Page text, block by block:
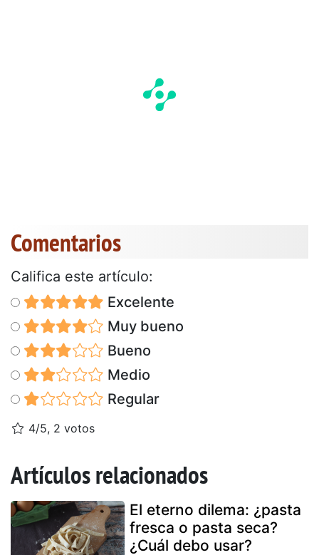
Comentarios
Califica este artículo:
Excelente
Muy bueno
Bueno
Medio
Regular
4/5, 2 votos
Artículos relacionados
El eterno dilema: ¿pasta
fresca o pasta seca?
¿Cuál debo usar?